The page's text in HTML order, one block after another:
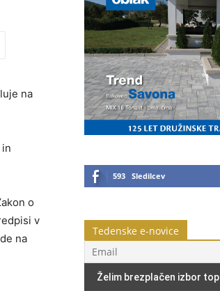
na
o
v
na
593 Sledilcev
Tedenske e-novice